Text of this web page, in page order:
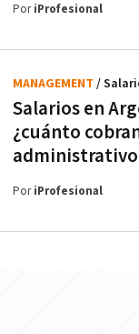
PoriProfesional
Salarios en
¿cuánto
MANAGEMENT /
PoriProfesional